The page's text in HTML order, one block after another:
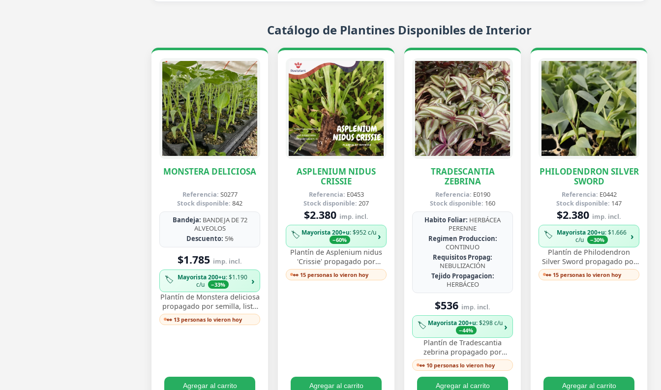
Catálogo de Plantines Disponibles de Interior
MONSTERA DELICIOSA
Referencia: S0277
Stock disponible: 842
Bandeja: BANDEJA DE 72
ALVEOLOS
Descuento: 5%
$1.785 imp. incl.
🏷️ Mayorista 200+u: $1.190
c/u
−33% ›
Plantín de Monstera deliciosa
propagado por semilla, listo
para trasplantar y ver crecer
sus icónicas hojas perforadas
👀 13 personas lo vieron hoy
Agregar al carrito
ASPLENIUM NIDUS
CRISSIE
Referencia: E0453
Stock disponible: 207
$2.380 imp. incl.
🏷️ Mayorista 200+u: $952 c/u
−60% ›
Plantín de Asplenium nidus
'Crissie' propagado por
esqueje enraizado, con
frondas de bordes ondulados
👀 15 personas lo vieron hoy
Agregar al carrito
TRADESCANTIA
ZEBRINA
Referencia: E0190
Stock disponible: 160
Habito Foliar: HERBÁCEA
PERENNE
Regimen Produccion:
CONTINUO
Requisitos Propag:
NEBULIZACIÓN
Tejido Propagacion:
HERBÁCEO
$536 imp. incl.
🏷️ Mayorista 200+u: $298 c/u
−44% ›
Plantín de Tradescantia
zebrina propagado por
esqueje enraizado, con ese
llamativo follaje bicolor de
tonos morado y pl…
👀 10 personas lo vieron hoy
Agregar al carrito
PHILODENDRON SILVER
SWORD
Referencia: E0442
Stock disponible: 147
$2.380 imp. incl.
🏷️ Mayorista 200+u: $1.666
c/u
−30% ›
Plantín de Philodendron
Silver Sword propagado por
esqueje ya enraizado, con
hojas lanceoladas de un
👀 15 personas lo vieron hoy
Agregar al carrito